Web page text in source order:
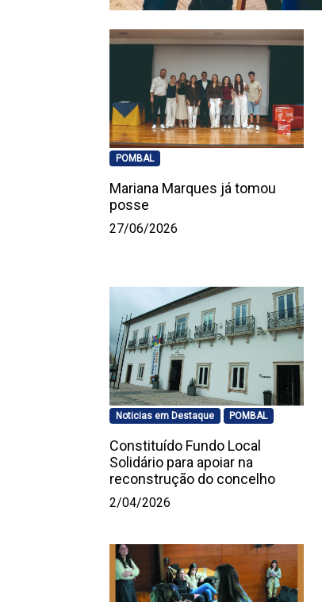
POMBAL
Mariana Marques já tomou
posse
27/06/2026
Noticias em Destaque POMBAL
Constituído Fundo Local
Solidário para apoiar na
reconstrução do concelho
2/04/2026